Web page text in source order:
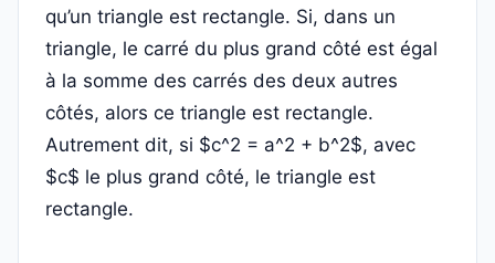
qu’un triangle est rectangle. Si, dans un
triangle, le carré du plus grand côté est égal
à la somme des carrés des deux autres
côtés, alors ce triangle est rectangle.
Autrement dit, si $c^2 = a^2 + b^2$, avec
$c$ le plus grand côté, le triangle est
rectangle.